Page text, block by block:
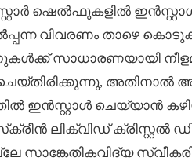
ഷെൽഫുകളിൽ
വിവരണം താഴെ
സാധാരണയായി
അതിനാൽ
ഇൻസ്റ്റാൾ ചെയ്യാൻ
ലിക്വിഡ് ക്രിസ്റ്റൽ
സാങ്കേതികവിദ്യ